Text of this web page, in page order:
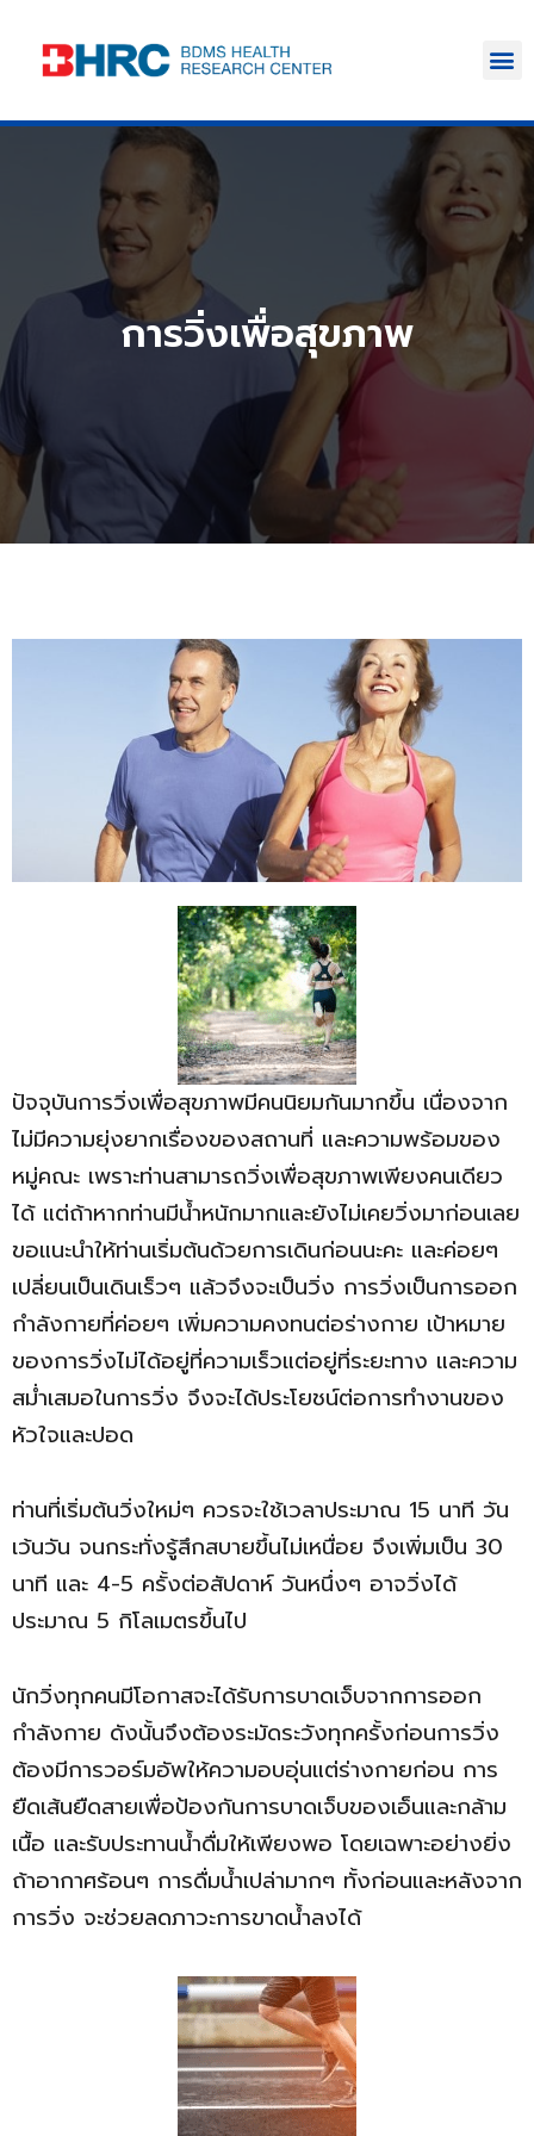
การวิ่งเพื่อสุขภาพ
ปัจจุบันการวิ่งเพื่อสุขภาพมีคนนิยมกันมากขึ้น เนื่องจาก
ไม่มีความยุ่งยากเรื่องของสถานที่ และความพร้อมของ
หมู่คณะ เพราะท่านสามารถวิ่งเพื่อสุขภาพเพียงคนเดียว
ได้ แต่ถ้าหากท่านมีน้ำหนักมากและยังไม่เคยวิ่งมาก่อนเลย
ขอแนะนำให้ท่านเริ่มต้นด้วยการเดินก่อนนะคะ และค่อยๆ
เปลี่ยนเป็นเดินเร็วๆ แล้วจึงจะเป็นวิ่ง การวิ่งเป็นการออก
กำลังกายที่ค่อยๆ เพิ่มความคงทนต่อร่างกาย เป้าหมาย
ของการวิ่งไม่ได้อยู่ที่ความเร็วแต่อยู่ที่ระยะทาง และความ
สม่ำเสมอในการวิ่ง จึงจะได้ประโยชน์ต่อการทำงานของ
หัวใจและปอด
ท่านที่เริ่มต้นวิ่งใหม่ๆ ควรจะใช้เวลาประมาณ 15 นาที วัน
เว้นวัน จนกระทั่งรู้สึกสบายขึ้นไม่เหนื่อย จึงเพิ่มเป็น 30
นาที และ 4-5 ครั้งต่อสัปดาห์ วันหนึ่งๆ อาจวิ่งได้
ประมาณ 5 กิโลเมตรขึ้นไป
นักวิ่งทุกคนมีโอกาสจะได้รับการบาดเจ็บจากการออก
กำลังกาย ดังนั้นจึงต้องระมัดระวังทุกครั้งก่อนการวิ่ง
ต้องมีการวอร์มอัพให้ความอบอุ่นแต่ร่างกายก่อน การ
ยืดเส้นยืดสายเพื่อป้องกันการบาดเจ็บของเอ็นและกล้าม
เนื้อ และรับประทานน้ำดื่มให้เพียงพอ โดยเฉพาะอย่างยิ่ง
ถ้าอากาศร้อนๆ การดื่มน้ำเปล่ามากๆ ทั้งก่อนและหลังจาก
การวิ่ง จะช่วยลดภาวะการขาดน้ำลงได้